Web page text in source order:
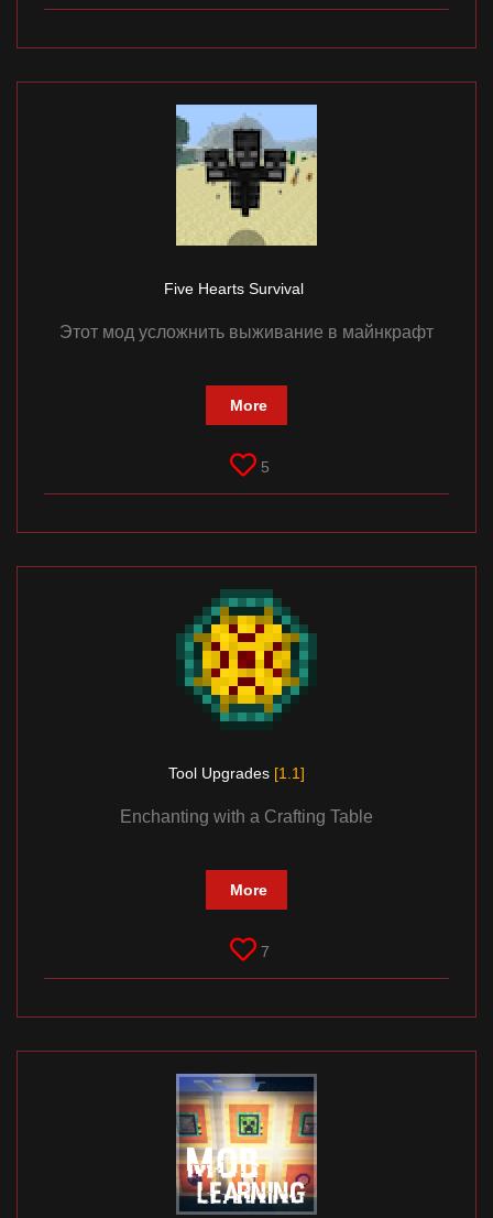
Five Hearts Survival
Этот мод усложнить выживание в майнкрафт
More
5
Tool Upgrades [1.1]
Enchanting with a Crafting Table
More
7